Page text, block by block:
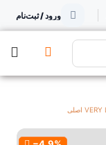
ورود / ثبت‌نام